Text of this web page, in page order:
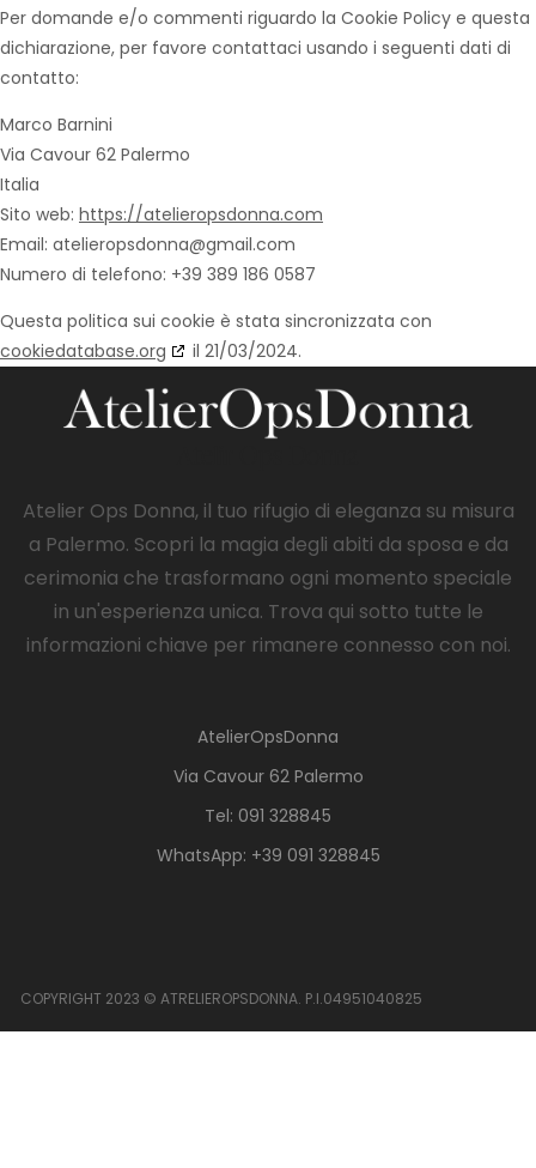
Per domande e/o commenti riguardo la Cookie Policy e questa
dichiarazione, per favore contattaci usando i seguenti dati di
contatto:
Marco Barnini
Via Cavour 62 Palermo
Italia
Sito web: https://atelieropsdonna.com
Email: atelieropsdonna@gmail.com
Numero di telefono: +39 389 186 0587
Questa politica sui cookie è stata sincronizzata con
cookiedatabase.org
il 21/03/2024.
Atelier Ops Donna, il tuo rifugio di eleganza su misura
a Palermo. Scopri la magia degli abiti da sposa e da
cerimonia che trasformano ogni momento speciale
in un'esperienza unica. Trova qui sotto tutte le
informazioni chiave per rimanere connesso con noi.
AtelierOpsDonna
Via Cavour 62 Palermo
Tel: 091 328845
WhatsApp: +39 091 328845
COPYRIGHT 2023 © ATRELIEROPSDONNA. P.I.04951040825